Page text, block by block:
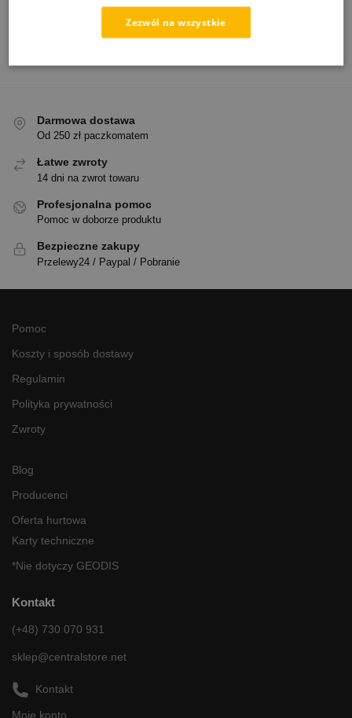
zabezpieczy przed kwasami które niszczą i przebarwiają
Darmowa dostawa
Od 250 zł paczkomatem
Łatwe zwroty
14 dni na zwrot towaru
Profesjonalna pomoc
Pomoc w doborze produktu
Bezpieczne zakupy
Przelewy24 / Paypal / Pobranie
Pomoc
Koszty i sposób dostawy
Regulamin
Polityka prywatności
Zwroty
Blog
Producenci
Oferta hurtowa
Karty techniczne
*Nie dotyczy GEODIS
Kontakt
(+48) 730 070 931
sklep@centralstore.net
Kontakt
Moje konto
Zezwól na wszystkie